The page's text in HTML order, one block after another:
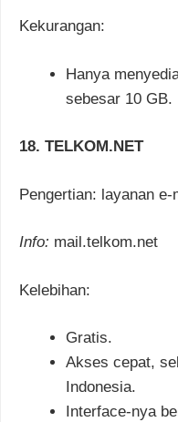
Kekurangan:
Hanya
sebesar 10 GB.
18. TELKOM.NET
Pengertian: layanan
Info: mail.telkom.net
Kelebihan:
Gratis.
Akses cepat,
Indonesia.
Interface-nya